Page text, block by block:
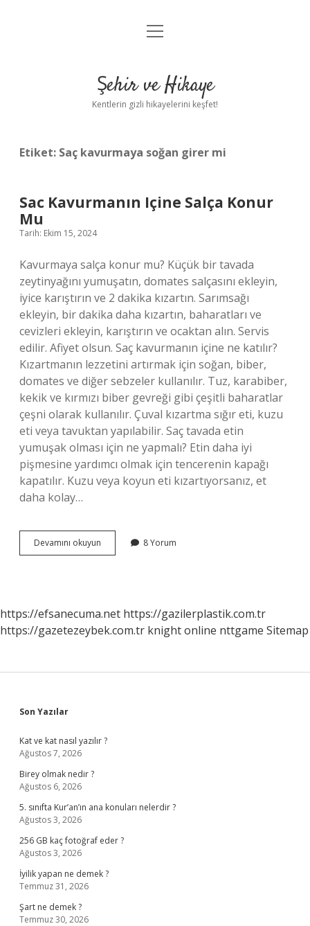
Anasayfa
Yasal Uyarı
menüyü
Şehir ve Hikaye
Kentlerin gizli hikayelerini keşfet!
Etiket: Saç kavurmaya soğan girer mi
Sac Kavurmanın Içine Salça Konur
Mu
Tarih: Ekim 15, 2024
Kavurmaya salça konur mu? Küçük bir tavada
zeytinyağını yumuşatın, domates salçasını ekleyin,
iyice karıştırın ve 2 dakika kızartın. Sarımsağı
ekleyin, bir dakika daha kızartın, baharatları ve
cevizleri ekleyin, karıştırın ve ocaktan alın. Servis
edilir. Afiyet olsun. Saç kavurmanın içine ne katılır?
Kızartmanın lezzetini artırmak için soğan, biber,
domates ve diğer sebzeler kullanılır. Tuz, karabiber,
kekik ve kırmızı biber gevreği gibi çeşitli baharatlar
çeşni olarak kullanılır. Çuval kızartma sığır eti, kuzu
eti veya tavuktan yapılabilir. Saç tavada etin
yumuşak olması için ne yapmalı? Etin daha iyi
pişmesine yardımcı olmak için tencerenin kapağı
kapatılır. Kuzu veya koyun eti kızartıyorsanız, et
daha kolay…
Devamını okuyun
Kavurmanın
8 Yorum
https://efsanecuma.net https://gazilerplastik.com.tr
https://gazetezeybek.com.tr knight online nttgame Sitemap
Sidebar
Son Yazılar
Kat ve kat nasıl yazılır ?
Ağustos 7, 2026
Birey olmak nedir ?
Ağustos 6, 2026
5. sınıfta Kur’an’ın ana konuları nelerdir ?
Ağustos 3, 2026
256 GB kaç fotoğraf eder ?
Ağustos 3, 2026
İyilik yapan ne demek ?
Temmuz 31, 2026
Şart ne demek ?
Temmuz 30, 2026